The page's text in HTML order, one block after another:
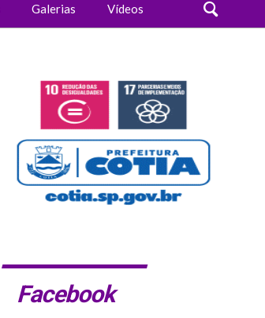
Galerias Vídeos
Facebook